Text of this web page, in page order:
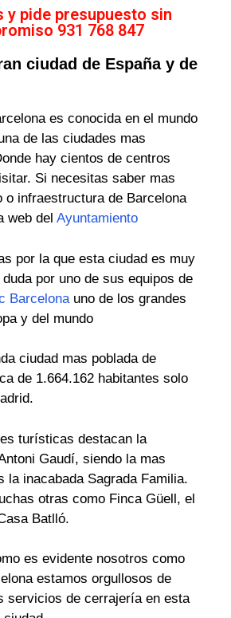
y pide presupuesto sin
931 768 847
ciudad de España y de
es conocida en el mundo
de las ciudades mas
hay cientos de centros
Si necesitas saber mas
o infraestructura de Barcelona
web del Ayuntamiento
por la que esta ciudad es muy
por uno de sus equipos de
Barcelonauno de los grandes
y del mundo
ciudad mas poblada de
de 1.664.162 habitantes solo
turísticas destacan la
Gaudí, siendo la mas
la inacabada Sagrada Familia.
otras como Finca Güell, el
Batlló.
es evidente nosotros como
estamos orgullosos de
servicios de cerrajería en esta